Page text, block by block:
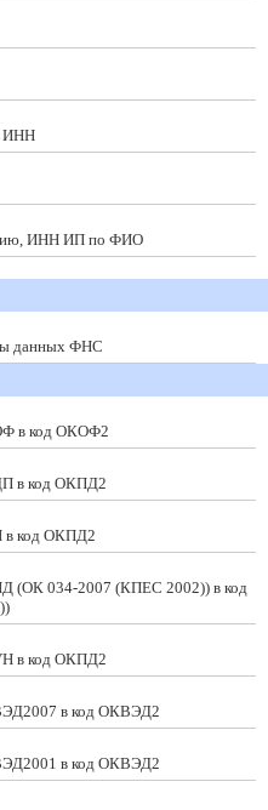
ИНН
ИНН ИП по ФИО
данных ФНС
в код ОКОФ2
в код ОКПД2
в код ОКПД2
(ОК 034-2007 (КПЕС 2002)) в код
в код ОКПД2
в код ОКВЭД2
в код ОКВЭД2